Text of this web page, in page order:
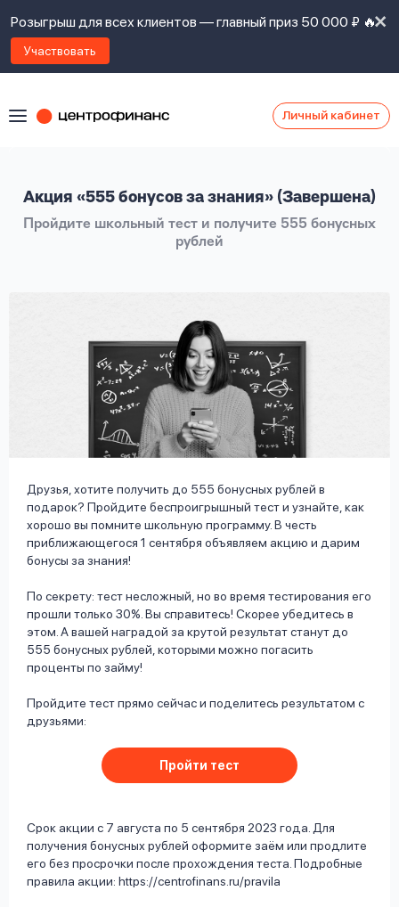
Розыгрыш для всех клиентов — главный приз 50 000 ₽ 🔥
Участвовать
Личный кабинет
Акция «555 бонусов за знания» (Завершена)
Пройдите школьный тест и получите 555 бонусных
рублей
Друзья, хотите получить до 555 бонусных рублей в
подарок? Пройдите беспроигрышный тест и узнайте, как
хорошо вы помните школьную программу. В честь
приближающегося 1 сентября объявляем акцию и дарим
бонусы за знания!
По секрету: тест несложный, но во время тестирования его
прошли только 30%. Вы справитесь! Скорее убедитесь в
этом. А вашей наградой за крутой результат станут до
555 бонусных рублей, которыми можно погасить
проценты по займу!
Пройдите тест прямо сейчас и поделитесь результатом с
друзьями:
Пройти тест
Срок акции с 7 августа по 5 сентября 2023 года. Для
получения бонусных рублей оформите заём или продлите
его без просрочки после прохождения теста. Подробные
правила акции: https://centrofinans.ru/pravila
Оформить заявку
Войти под другим номером
Наши
контакты
Ответы
на
вопросы
ознакомлен
правилами
согласие
обработку